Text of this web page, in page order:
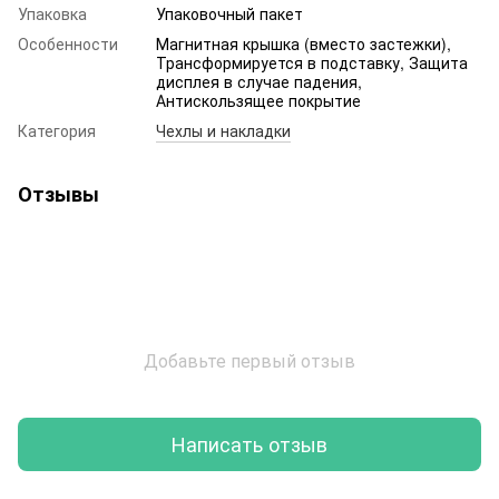
Упаковка
Упаковочный пакет
Особенности
Магнитная крышка (вместо застежки),
Трансформируется в подставку, Защита
дисплея в случае падения,
Антискользящее покрытие
Категория
Чехлы и накладки
Отзывы
Добавьте первый отзыв
Написать отзыв